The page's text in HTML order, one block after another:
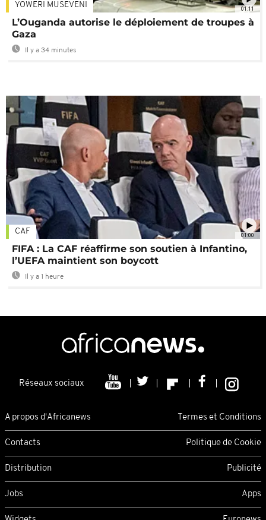
01:11
YOWERI MUSEVENI
L’Ouganda autorise le déploiement de troupes à
Gaza
Il y a 34 minutes
01:00
CAF
FIFA : La CAF réaffirme son soutien à Infantino,
l’UEFA maintient son boycott
Il y a 1 heure
Réseaux sociaux
A propos d'Africanews Termes et Conditions
Contacts Politique de Cookie
Distribution Publicité
Jobs Apps